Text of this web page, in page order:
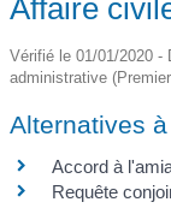
Affaire
Vérifié le 01/01/2020 -
administrative
Alternatives
Accord à
Requête